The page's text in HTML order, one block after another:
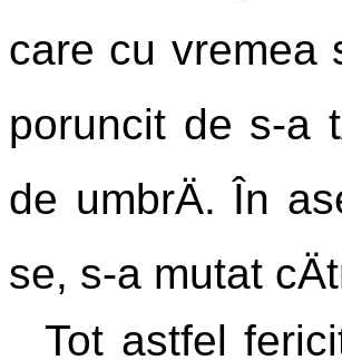
care cu vremea
poruncit de s-a
de umbrÄ. În
se, s-a mutat
Tot astfel